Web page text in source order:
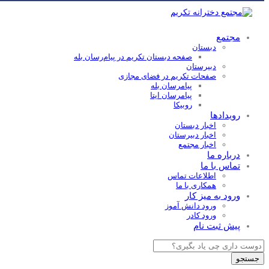
مجتمع
دبستان
صفحه دبستان تکریم در پیام‌رسان بله
دبیرستان
صفحات تکریم در فضای مجازی
پیامرسان بله
پیامرسان ایتا
روبیکا
رویدادها
اخبار دبستان
اخبار دبیرستان
اخبار مجتمع
درباره ما
تماس با ما
اطلاعات تماس
همکاری با ما
ورود به میز کار
ورود دانش آموز
ورود کادر
پیش ثبت نام
Products
search
جستجو